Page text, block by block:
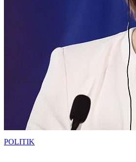
POLITIK